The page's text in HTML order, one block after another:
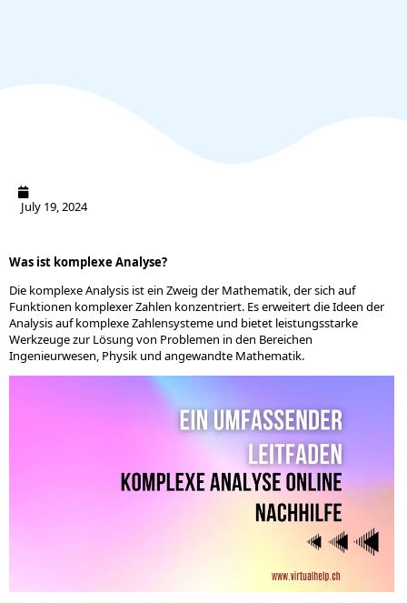
July 19, 2024
Was ist komplexe Analyse?
Die komplexe Analysis ist ein Zweig der Mathematik, der sich auf
Funktionen komplexer Zahlen konzentriert. Es erweitert die Ideen der
Analysis auf komplexe Zahlensysteme und bietet leistungsstarke
Werkzeuge zur Lösung von Problemen in den Bereichen
Ingenieurwesen, Physik und angewandte Mathematik.